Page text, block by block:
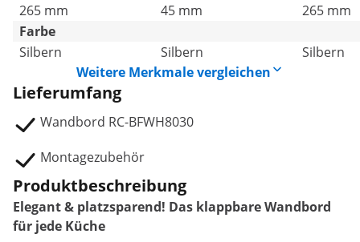
265 mm
45 mm
265 mm
Farbe
Silbern
Silbern
Silbern
Weitere Merkmale vergleichen
Lieferumfang
Wandbord RC-BFWH8030
Montagezubehör
Produktbeschreibung
Elegant & platzsparend! Das klappbare Wandbord
für jede Küche